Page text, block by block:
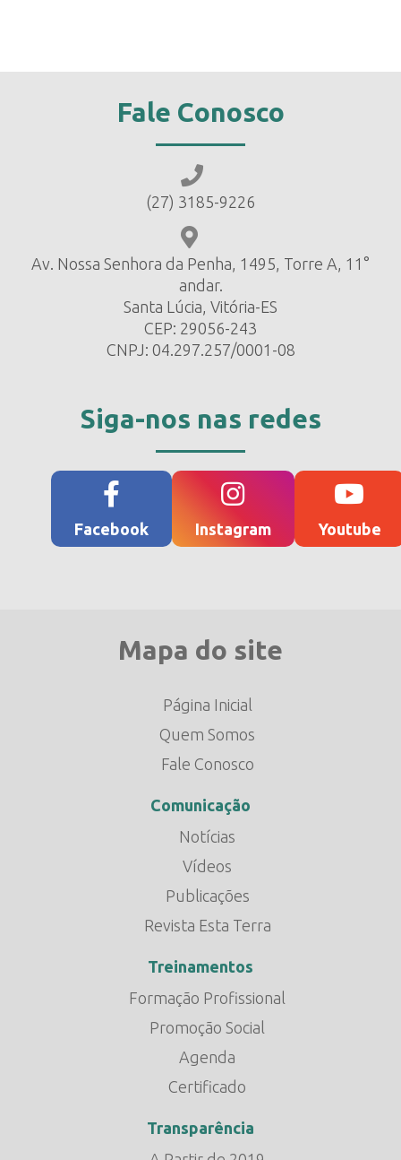
Fale Conosco
(27) 3185-9226
Av. Nossa Senhora da Penha, 1495, Torre A, 11°
andar.
Santa Lúcia, Vitória-ES
CEP: 29056-243
CNPJ: 04.297.257/0001-08
Siga-nos nas redes
Facebook Instagram Youtube
Mapa do site
Página Inicial
Quem Somos
Fale Conosco
Comunicação
Notícias
Vídeos
Publicações
Revista Esta Terra
Treinamentos
Formação Profissional
Promoção Social
Agenda
Certificado
Transparência